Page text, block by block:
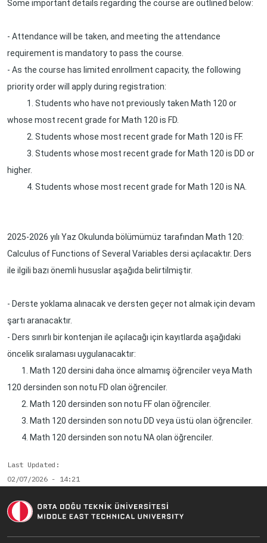
Some important details regarding the course are outlined below:
- Attendance will be taken, and meeting the attendance
requirement is mandatory to pass the course.
- As the course has limited enrollment capacity, the following
priority order will apply during registration:
1. Students who have not previously taken Math 120 or
whose most recent grade for Math 120 is FD.
2. Students whose most recent grade for Math 120 is FF.
3. Students whose most recent grade for Math 120 is DD or
higher.
4. Students whose most recent grade for Math 120 is NA.
2025-2026 yılı Yaz Okulunda bölümümüz tarafından Math 120:
Calculus of Functions of Several Variables dersi açılacaktır. Ders
ile ilgili bazı önemli hususlar aşağıda belirtilmiştir.
- Derste yoklama alınacak ve dersten geçer not almak için devam
şartı aranacaktır.
- Ders sınırlı bir kontenjan ile açılacağı için kayıtlarda aşağıdaki
öncelik sıralaması uygulanacaktır:
1. Math 120 dersini daha önce almamış öğrenciler veya Math
120 dersinden son notu FD olan öğrenciler.
2. Math 120 dersinden son notu FF olan öğrenciler.
3. Math 120 dersinden son notu DD veya üstü olan öğrenciler.
4. Math 120 dersinden son notu NA olan öğrenciler.
Last Updated
02/07/2026 - 14:21